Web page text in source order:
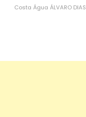
Costa Água ÁLVARO DIAS